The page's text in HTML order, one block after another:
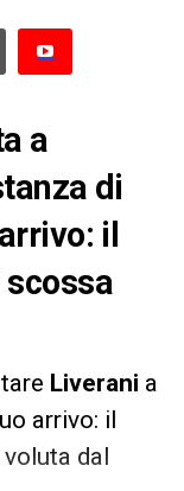
a
di
il
scossa
Liverani a
arrivo: il
dal